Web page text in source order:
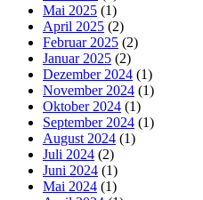
Mai 2025 (1)
April 2025 (2)
Februar 2025 (2)
Januar 2025 (2)
Dezember 2024 (1)
November 2024 (1)
Oktober 2024 (1)
September 2024 (1)
August 2024 (1)
Juli 2024 (2)
Juni 2024 (1)
Mai 2024 (1)